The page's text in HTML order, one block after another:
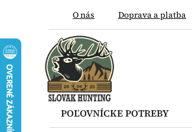
O nás Doprava a platba
POĽOVNÍCKE POTREBY